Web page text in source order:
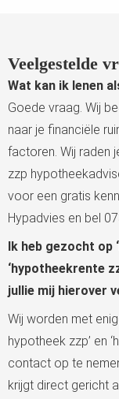
Veelgestelde
Wat kan ik lenen
Goede vraag. Wij
naar je financiële
factoren. Wij raden
zzp
voor een gratis
Hypadvies en bel
Ik heb gezocht op
‘hypotheekrente
jullie mij hierover
Wij worden met
hypotheek zzp’ en
contact op te
krijgt direct gericht